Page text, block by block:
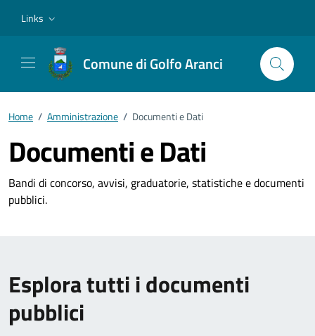
Links
Comune di Golfo Aranci
Home / Amministrazione / Documenti e Dati
Documenti e Dati
Bandi di concorso, avvisi, graduatorie, statistiche e documenti
pubblici.
Esplora tutti i documenti
pubblici